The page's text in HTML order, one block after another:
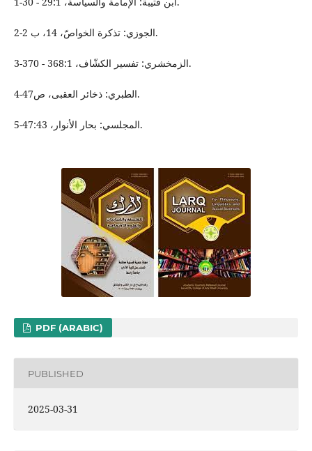
2-الجوزي: تذكرة الخواصّ، 14، ب 2.
3-الزمخشري: تفسير الكشّاف، 368:1 - 370.
4-الطبري: ذخائر العقبى، ص47.
5-المجلسي: بحار الأنوار، 47:43.
PDF (ARABIC)
PUBLISHED
2025-03-31